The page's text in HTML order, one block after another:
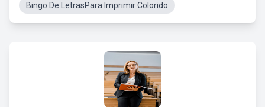
Bingo De LetrasPara Imprimir Colorido